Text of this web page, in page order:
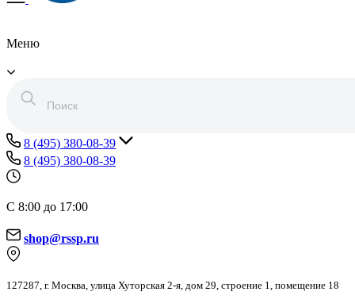
Меню
8 (495) 380-08-39
8 (495) 380-08-39
С 8:00 до 17:00
shop@rssp.ru
127287, г. Москва, улица Хуторская 2-я, дом 29, строение 1, помещение 18